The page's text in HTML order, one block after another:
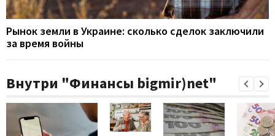
Рынок земли в Украине: сколько сделок заключили
за время войны
Внутри "Финансы bigmir)net"